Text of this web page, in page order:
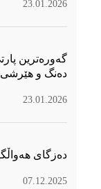
23.01.2026
گەورەترین
دەنگ و هێرشی
23.01.2026
دەزگای
07.12.2025